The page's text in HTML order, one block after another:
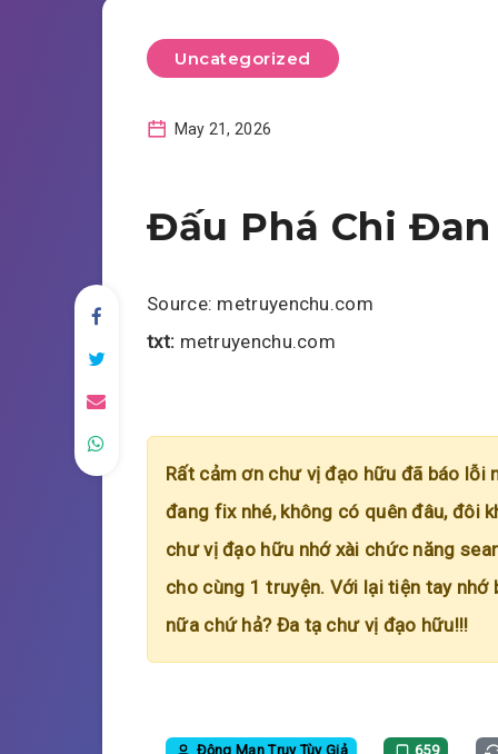
Uncategorized
May 21, 2026
Đấu Phá Chi Đan
Source: metruyenchu.com
txt: metruyenchu.com
Rất cảm ơn chư vị đạo hữu đã báo lỗi
đang fix nhé, không có quên đâu, đôi
chư vị đạo hữu nhớ xài chức năng
cho cùng 1 truyện. Với lại tiện tay
nữa chứ hả? Đa tạ chư vị đạo hữu!!!
Động Mạn Truy Tùy Giả 659